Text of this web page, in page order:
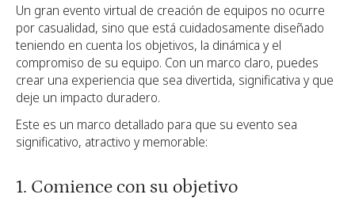
Un gran evento virtual de creación de equipos no ocurre
por casualidad, sino que está cuidadosamente diseñado
teniendo en cuenta los objetivos, la dinámica y el
compromiso de su equipo. Con un marco claro, puedes
crear una experiencia que sea divertida, significativa y que
deje un impacto duradero.
Este es un marco detallado para que su evento sea
significativo, atractivo y memorable:
1. Comience con su objetivo